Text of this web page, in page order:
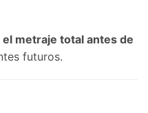
metraje total antes de
futuros.